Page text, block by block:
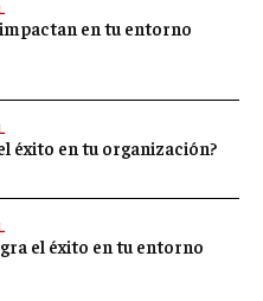
en tu entorno
éxito en tu organización?
el éxito en tu entorno